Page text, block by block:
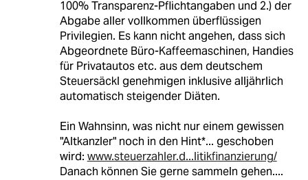
100% Transparenz-Pflichtangaben und 2.) der
Abgabe aller vollkommen überflüssigen
Privilegien. Es kann nicht angehen, dass sich
Abgeordnete Büro-Kaffeemaschinen, Handies
für Privatautos etc. aus dem deutschem
Steuersäckl genehmigen inklusive alljährlich
automatisch steigender Diäten.
Ein Wahnsinn, was nicht nur einem gewissen
"Altkanzler" noch in den Hint*... geschoben
wird: www.steuerzahler.d...litikfinanzierung/
Danach können Sie gerne sammeln gehen....